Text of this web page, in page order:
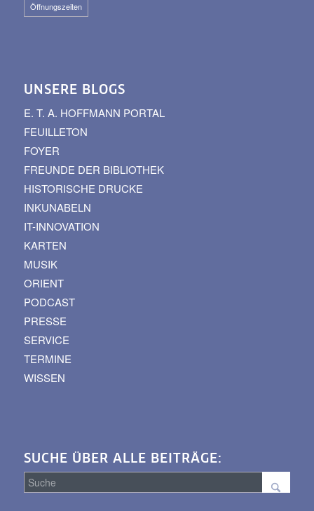
Öffnungszeiten
UNSERE BLOGS
E. T. A. HOFFMANN PORTAL
FEUILLETON
FOYER
FREUNDE DER BIBLIOTHEK
HISTORISCHE DRUCKE
INKUNABELN
IT-INNOVATION
KARTEN
MUSIK
ORIENT
PODCAST
PRESSE
SERVICE
TERMINE
WISSEN
SUCHE ÜBER ALLE BEITRÄGE: